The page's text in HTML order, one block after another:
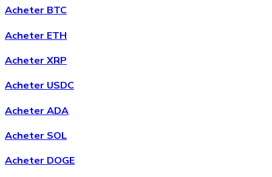
Litecoin
Acheter BTC
Acheter ETH
Acheter XRP
Acheter USDC
Acheter ADA
Acheter SOL
Acheter DOGE